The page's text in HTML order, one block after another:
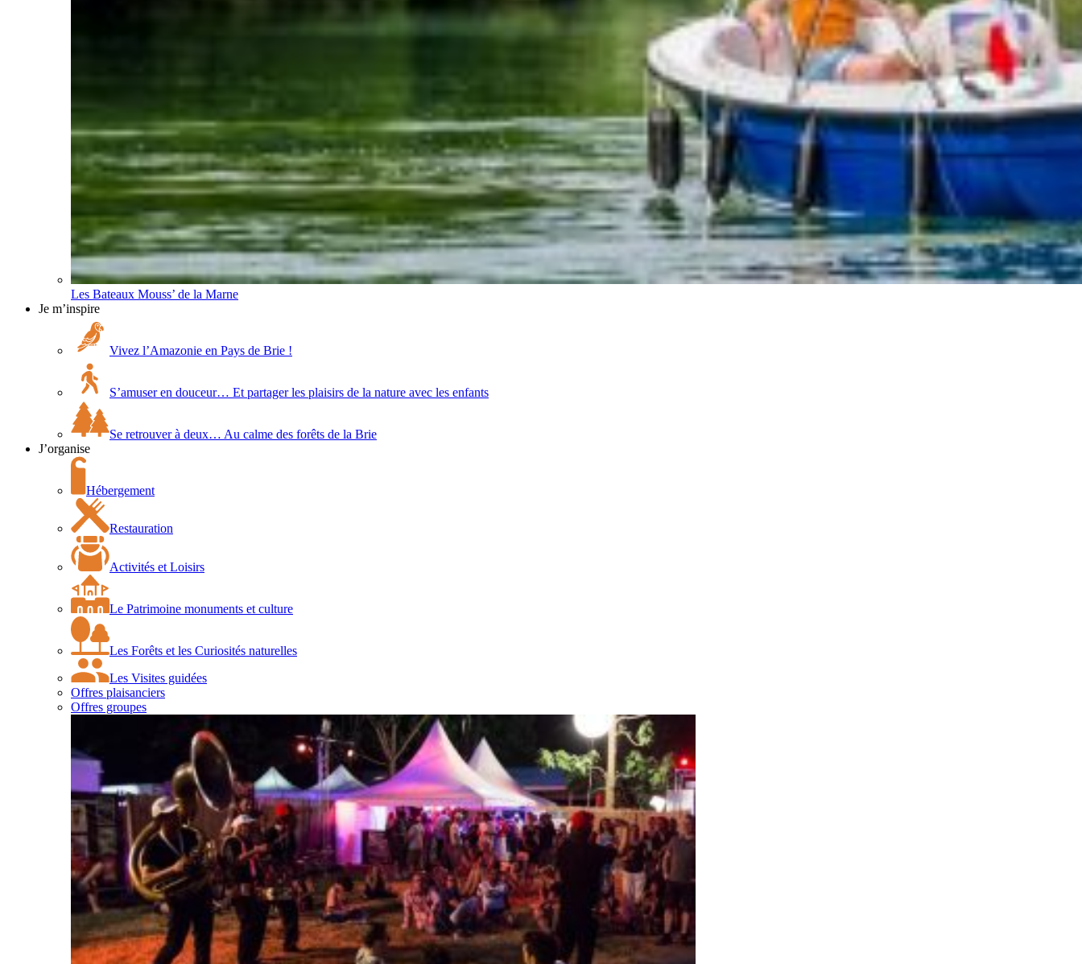
Les Bateaux Mouss’ de la Marne
Je m’inspire
Vivez l’Amazonie en Pays de Brie !
S’amuser en douceur… Et partager les plaisirs de la nature avec les enfants
Se retrouver à deux… Au calme des forêts de la Brie
J’organise
Hébergement
Restauration
Activités et Loisirs
Le Patrimoine monuments et culture
Les Forêts et les Curiosités naturelles
Les Visites guidées
Offres plaisanciers
Offres groupes